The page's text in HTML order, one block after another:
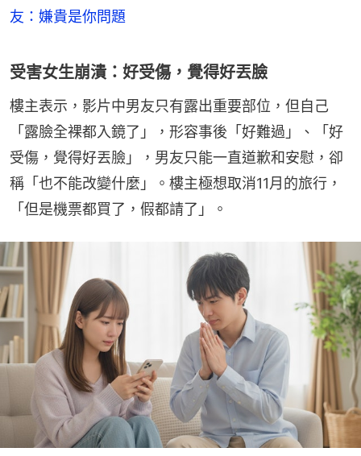
友：嫌貴是你問題
受害女生崩潰：好受傷，覺得好丟臉
樓主表示，影片中男友只有露出重要部位，但自己
「露臉全裸都入鏡了」，形容事後「好難過」、「好
受傷，覺得好丟臉」，男友只能一直道歉和安慰，卻
稱「也不能改變什麼」。樓主極想取消11月的旅行，
「但是機票都買了，假都請了」。